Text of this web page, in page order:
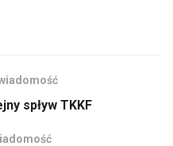
spływ TKKF